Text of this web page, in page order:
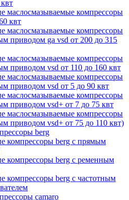
маслосмазываемые компрессоры
квт
маслосмазываемые компрессоры
приводом ga vsd от 200 до 315
маслосмазываемые компрессоры
приводом vsd от 110 до 160 квт
маслосмазываемые компрессоры
приводом vsd от 5 до 90 квт
маслосмазываемые компрессоры
приводом vsd+ от 7 до 75 квт
маслосмазываемые компрессоры
приводом vsd+ от 75 до 110 квт)
berg
компрессоры berg с прямым
компрессоры berg с ременным
компрессоры berg с частотным
camaro